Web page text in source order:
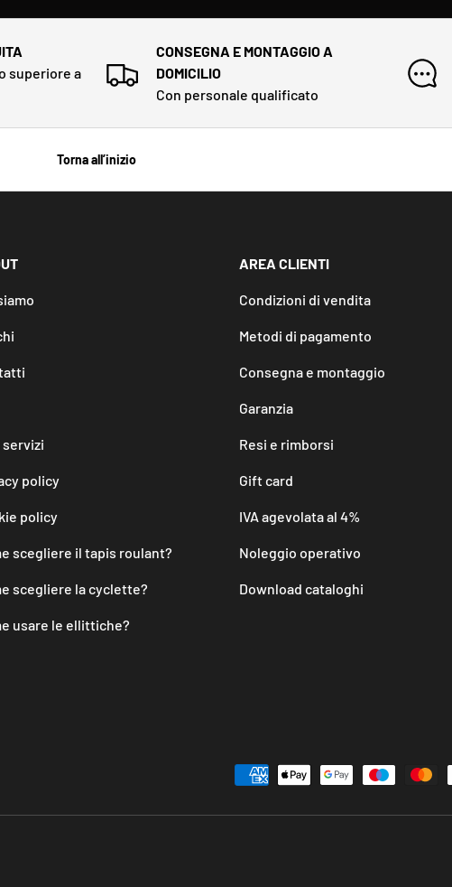
superiore a
CONSEGNA E MONTAGGIO A
DOMICILIO
Con personale qualificato
Torna all’inizio
policy
policy
scegliere il tapis roulant?
scegliere la cyclette?
usare le ellittiche?
AREA CLIENTI
Condizioni di vendita
Metodi di pagamento
Consegna e montaggio
Garanzia
Resi e rimborsi
Gift card
IVA agevolata al 4%
Noleggio operativo
Download cataloghi
Metodi di pagamento accettati